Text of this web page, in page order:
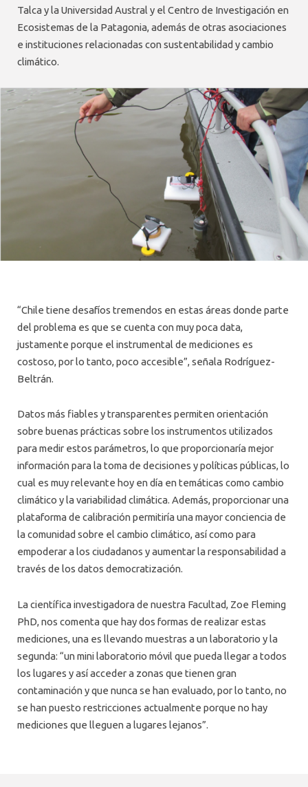
Talca y la Universidad Austral y el Centro de Investigación en
Ecosistemas de la Patagonia, además de otras asociaciones
e instituciones relacionadas con sustentabilidad y cambio
climático.
“Chile tiene desafíos tremendos en estas áreas donde parte
del problema es que se cuenta con muy poca data,
justamente porque el instrumental de mediciones es
costoso, por lo tanto, poco accesible”, señala Rodríguez-
Beltrán.
Datos más fiables y transparentes permiten orientación
sobre buenas prácticas sobre los instrumentos utilizados
para medir estos parámetros, lo que proporcionaría mejor
información para la toma de decisiones y políticas públicas, lo
cual es muy relevante hoy en día en temáticas como cambio
climático y la variabilidad climática. Además, proporcionar una
plataforma de calibración permitiría una mayor conciencia de
la comunidad sobre el cambio climático, así como para
empoderar a los ciudadanos y aumentar la responsabilidad a
través de los datos democratización.
La científica investigadora de nuestra Facultad, Zoe Fleming
PhD, nos comenta que hay dos formas de realizar estas
mediciones, una es llevando muestras a un laboratorio y la
segunda: “un mini laboratorio móvil que pueda llegar a todos
los lugares y así acceder a zonas que tienen gran
contaminación y que nunca se han evaluado, por lo tanto, no
se han puesto restricciones actualmente porque no hay
mediciones que lleguen a lugares lejanos”.